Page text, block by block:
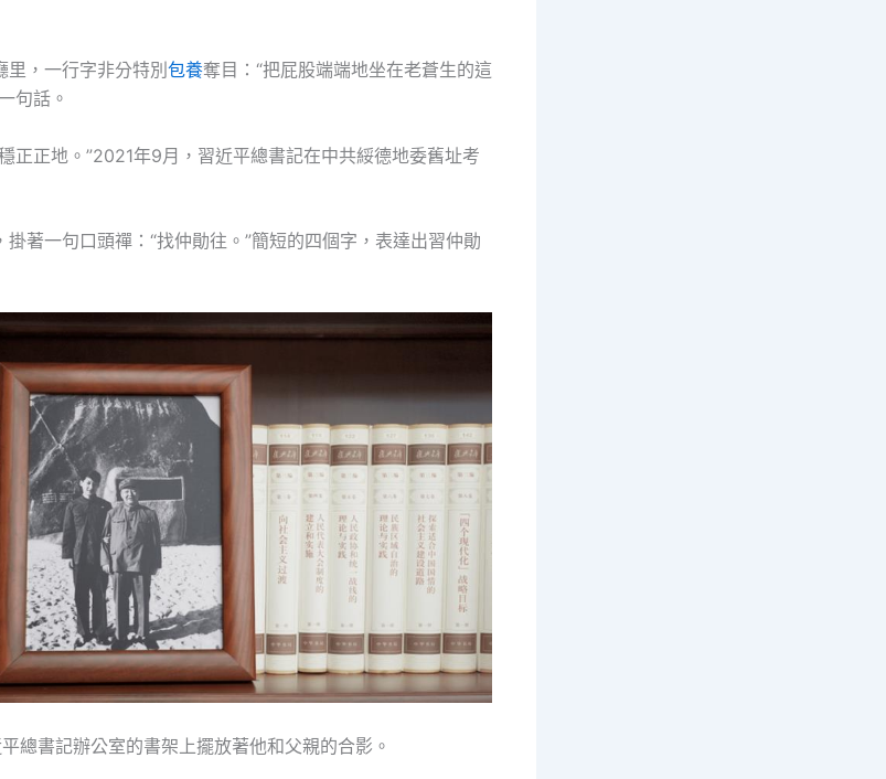
里，一行字非分特別包養奪目：“把屁股端端地坐在老蒼生的這
句話。
正正地。”2021年9月，習近平總書記在中共綏德地委舊址考
著一句口頭禪：“找仲勛往。”簡短的四個字，表達出習仲勛
總書記辦公室的書架上擺放著他和父親的合影。